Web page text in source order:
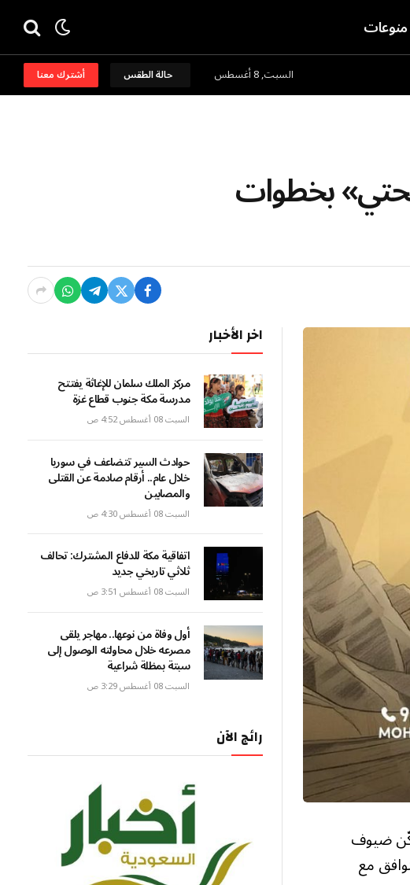
منوعات
السبت, 8 أغسطس حالة الطقس أشترك معنا
بخطوات
ضيوف
لموسم حج 1447هـ، وبما يتوافق مع
اخر الأخبار
مركز الملك سلمان للإغاثة يفتتح
مدرسة مكة جنوب قطاع غزة
السبت 08 أغسطس 4:52 ص
حوادث السير تتضاعف في سوريا
خلال عام.. أرقام صادمة عن القتلى
والمصابين
السبت 08 أغسطس 4:30 ص
اتفاقية مكة للدفاع المشترك: تحالف
ثلاثي تاريخي جديد
السبت 08 أغسطس 3:51 ص
أول وفاة من نوعها.. مهاجر يلقى
مصرعه خلال محاولته الوصول إلى
سبتة بمظلة شراعية
السبت 08 أغسطس 3:29 ص
رائج الآن